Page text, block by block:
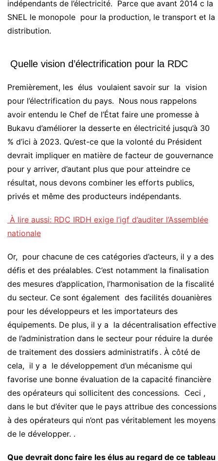
indépendants de l’électricité. Parce que avant 2014 c la
SNEL le monopole pour la production, le transport et la
distribution.
Quelle vision d’électrification pour la RDC
Premièrement, les élus voulaient savoir sur la vision
pour l’électrification du pays. Nous nous rappelons
avoir entendu le Chef de l’État faire une promesse à
Bukavu d’améliorer la desserte en électricité jusqu’à 30
% d’ici à 2023. Qu’est-ce que la volonté du Président
devrait impliquer en matière de facteur de gouvernance
pour y arriver, d’autant plus que pour atteindre ce
résultat, nous devons combiner les efforts publics,
privés et même des producteurs indépendants.
À lire aussi: RDC IRDH exige l’igf d’auditer l’Assemblée
nationale
Or, pour chacune de ces catégories d’acteurs, il y a des
défis et des préalables. C’est notamment la finalisation
des mesures d’application, l’harmonisation de la fiscalité
du secteur. Ce sont également des facilités douanières
pour les développeurs et les importateurs des
équipements. De plus, il y a la décentralisation effective
de l’administration dans le secteur pour réduire la durée
de traitement des dossiers administratifs . À côté de
cela, il y a le développement d’un mécanisme qui
favorise une bonne évaluation de la capacité financière
des opérateurs qui sollicitent des concessions. Ceci ,
dans le but d’éviter que le pays attribue des concessions
à des opérateurs qui n’ont pas véritablement les moyens
de le développer. .
Que devrait donc faire les élus au regard de ce tableau